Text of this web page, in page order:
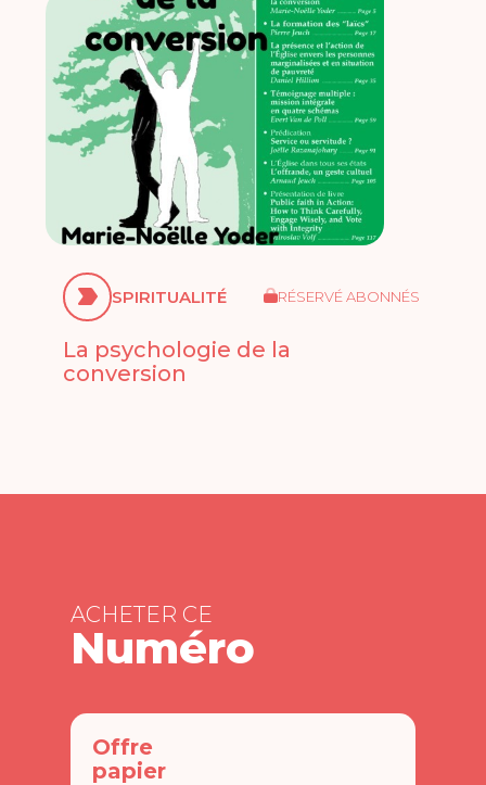
SPIRITUALITÉ RÉSERVÉ ABONNÉS
La psychologie de la
conversion
ACHETER CE
Numéro
Offre
papier